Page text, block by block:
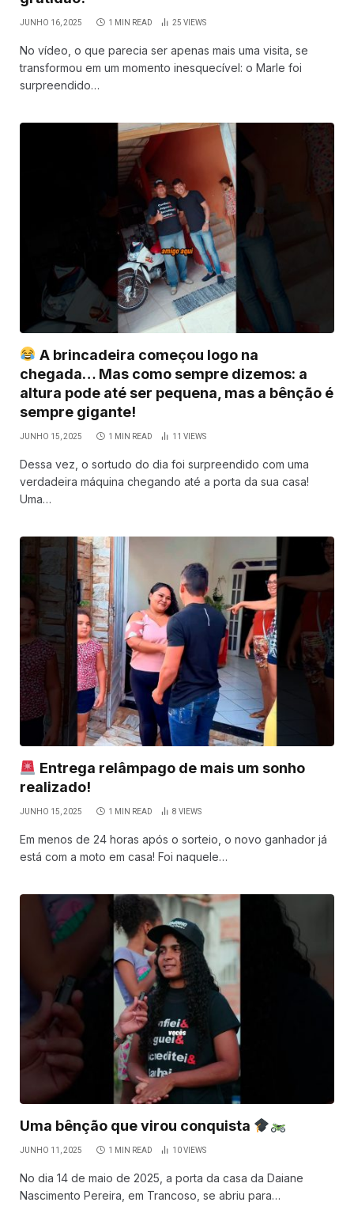
JUNHO 16, 2025 1 MIN READ 25 VIEWS
No vídeo, o que parecia ser apenas mais uma visita, se
transformou em um momento inesquecível: o Marle foi
surpreendido…
A brincadeira começou logo na
chegada… Mas como sempre dizemos: a
altura pode até ser pequena, mas a bênção é
sempre gigante!
JUNHO 15, 2025 1 MIN READ 11 VIEWS
Dessa vez, o sortudo do dia foi surpreendido com uma
verdadeira máquina chegando até a porta da sua casa!
Uma…
Entrega relâmpago de mais um sonho
realizado!
JUNHO 15, 2025 1 MIN READ 8 VIEWS
Em menos de 24 horas após o sorteio, o novo ganhador já
está com a moto em casa! Foi naquele…
Uma bênção que virou conquista
JUNHO 11, 2025 1 MIN READ 10VIEWS
No dia 14 de maio de 2025, a porta da casa da Daiane
Nascimento Pereira, em Trancoso, se abriu para…